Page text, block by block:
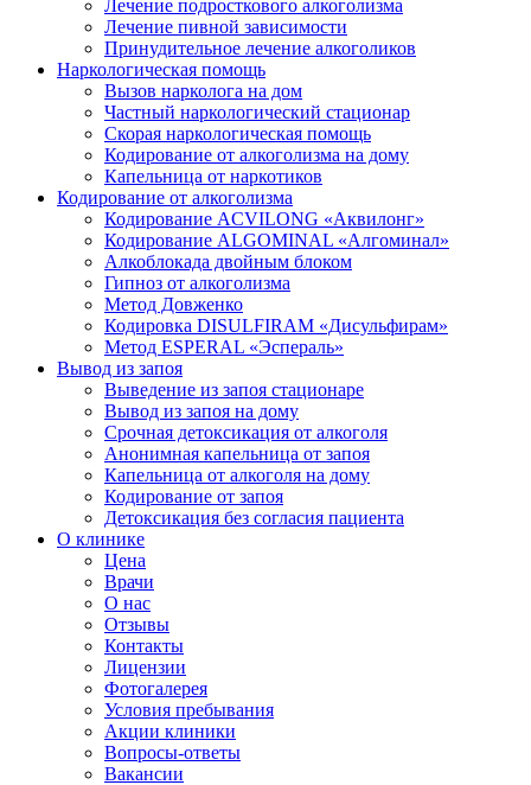
Лечение подросткового алкоголизма
Лечение пивной зависимости
Принудительное лечение алкоголиков
Наркологическая помощь
Вызов нарколога на дом
Частный наркологический стационар
Скорая наркологическая помощь
Кодирование от алкоголизма на дому
Капельница от наркотиков
Кодирование от алкоголизма
Кодирование ACVILONG «Аквилонг»
Кодирование ALGOMINAL «Алгоминал»
Алкоблокада двойным блоком
Гипноз от алкоголизма
Метод Довженко
Кодировка DISULFIRAM «Дисульфирам»
Метод ESPERAL «Эспераль»
Вывод из запоя
Выведение из запоя стационаре
Вывод из запоя на дому
Срочная детоксикация от алкоголя
Анонимная капельница от запоя
Капельница от алкоголя на дому
Кодирование от запоя
Детоксикация без согласия пациента
О клинике
Цена
Врачи
О нас
Отзывы
Контакты
Лицензии
Фотогалерея
Условия пребывания
Акции клиники
Вопросы-ответы
Вакансии